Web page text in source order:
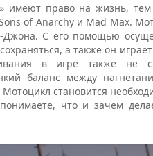
имеют право на жизнь,
of Anarchy и Mad Max.
Джона. С его помощью
а также он
в игре также не
баланс между
становится
что и зачем